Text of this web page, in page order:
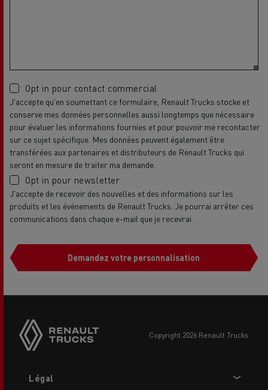
Opt in pour contact commercial
J'accepte qu'en soumettant ce formulaire, Renault Trucks stocke et
conserve mes données personnelles aussi longtemps que nécessaire
pour évaluer les informations fournies et pour pouvoir me recontacter
sur ce sujet spécifique. Mes données peuvent également être
transférées aux partenaires et distributeurs de Renault Trucks qui
seront en mesure de traiter ma demande.
Opt in pour newsletter
J'accepte de recevoir des nouvelles et des informations sur les
produits et les événements de Renault Trucks. Je pourrai arrêter ces
communications dans chaque e-mail que je recevrai.
Demandez votre personnalisation
copyright 2026 Renault Trucks
menu
Légal